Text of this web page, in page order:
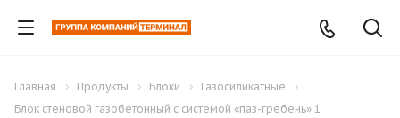
Главная Продукты Блоки
Газосиликатные
Блок стеновой газобетонный с системой «паз-гребень» 1